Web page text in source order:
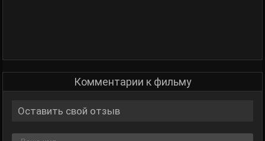
Комментарии к фильму
Оставить свой отзыв